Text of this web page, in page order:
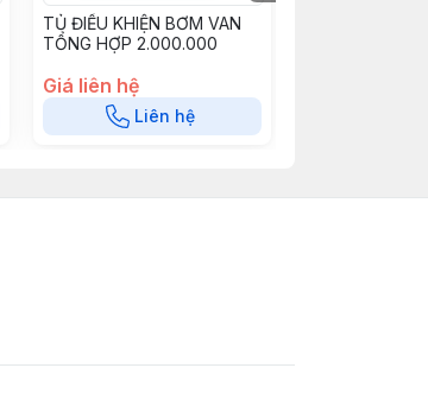
TỦ ĐIỀU KHIỆN BƠM VAN
TỔNG HỢP 2.000.000
Giá liên hệ
Liên hệ